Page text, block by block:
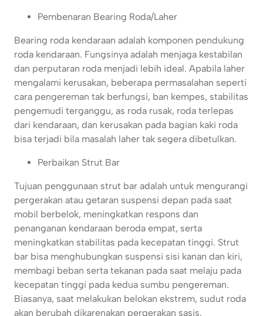
Pembenaran Bearing Roda/Laher
Bearing roda kendaraan adalah komponen pendukung
roda kendaraan. Fungsinya adalah menjaga kestabilan
dan perputaran roda menjadi lebih ideal. Apabila laher
mengalami kerusakan, beberapa permasalahan seperti
cara pengereman tak berfungsi, ban kempes, stabilitas
pengemudi terganggu, as roda rusak, roda terlepas
dari kendaraan, dan kerusakan pada bagian kaki roda
bisa terjadi bila masalah laher tak segera dibetulkan.
Perbaikan Strut Bar
Tujuan penggunaan strut bar adalah untuk mengurangi
pergerakan atau getaran suspensi depan pada saat
mobil berbelok, meningkatkan respons dan
penanganan kendaraan beroda empat, serta
meningkatkan stabilitas pada kecepatan tinggi. Strut
bar bisa menghubungkan suspensi sisi kanan dan kiri,
membagi beban serta tekanan pada saat melaju pada
kecepatan tinggi pada kedua sumbu pengereman.
Biasanya, saat melakukan belokan ekstrem, sudut roda
akan berubah dikarenakan pergerakan sasis.